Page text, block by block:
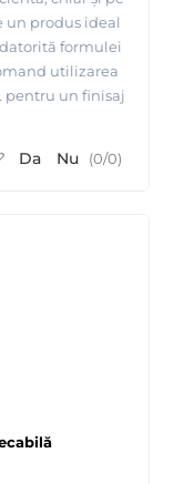
un produs ideal
formulei
utilizarea
pentru un finisaj
Da Nu (0/0)